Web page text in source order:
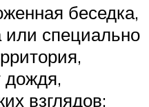
беседка,
или специально
взглядов;